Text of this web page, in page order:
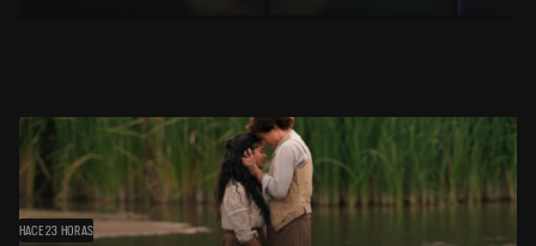
HACE 23 HORAS